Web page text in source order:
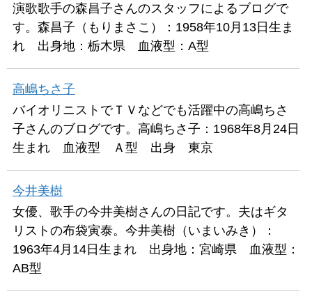
演歌歌手の森昌子さんのスタッフによるブログで
す。森昌子（もりまさこ）：1958年10月13日生ま
れ 出身地：栃木県 血液型：A型
高嶋ちさ子
バイオリニストでＴＶなどでも活躍中の高嶋ちさ
子さんのブログです。高嶋ちさ子：1968年8月24日
生まれ 血液型 Ａ型 出身 東京
今井美樹
女優、歌手の今井美樹さんの日記です。夫はギタ
リストの布袋寅泰。今井美樹（いまいみき）：
1963年4月14日生まれ 出身地：宮崎県 血液型：
AB型